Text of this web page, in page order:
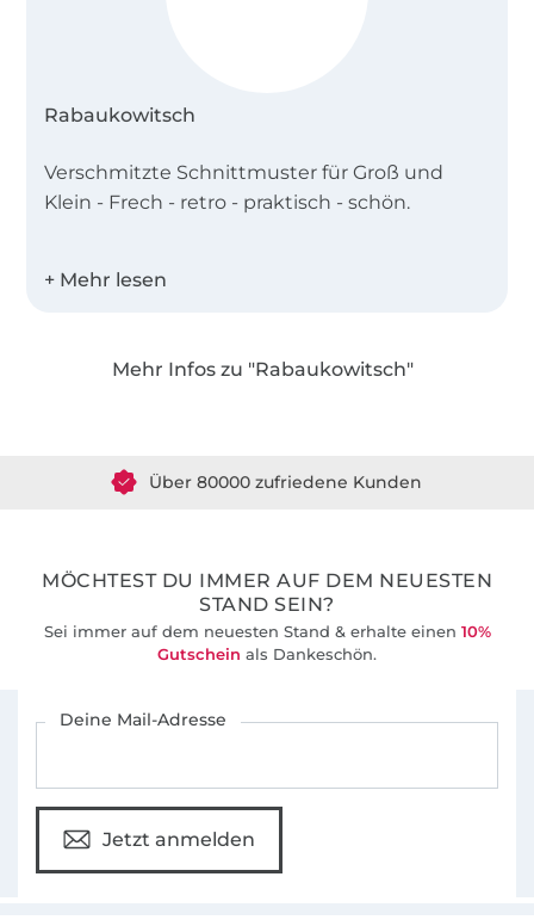
Rabaukowitsch
Verschmitzte Schnittmuster für Groß und
Klein - Frech - retro - praktisch - schön.
Schnitte, dafür aber absolut Einzigartiges und
besonderen Anlass.
Kinder. Die großen und die kleinen.
Mehr Infos zu "Rabaukowitsch"
MÖCHTEST DU IMMER AUF DEM NEUESTEN
STAND SEIN?
Sei immer auf dem neuesten Stand & erhalte einen 10%
Gutschein als Dankeschön.
Deine Mail-Adresse
Jetzt anmelden